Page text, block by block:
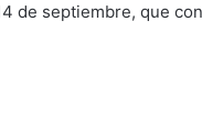
de septiembre, que